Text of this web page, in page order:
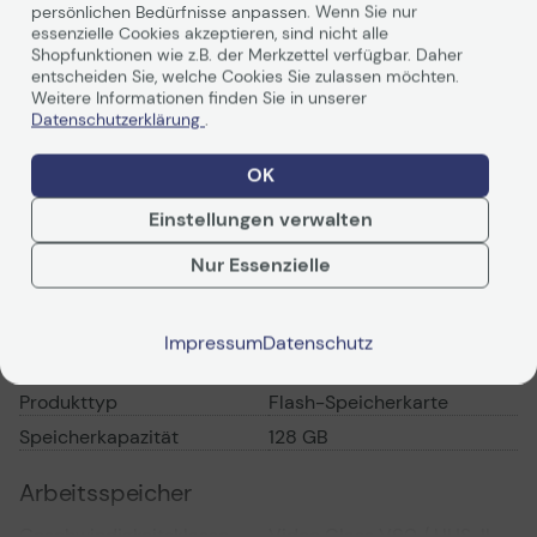
Kreativität und Inspiration in
professioneller Qualität
Weiterlesen
Technische Daten
PDF-Datenblatt
Produkttyp
Flash-Speicherkarte
Speicherkapazität
128 GB
Arbeitsspeicher
persönlichen Bedürfnisse anpassen. Wenn Sie nur
essenzielle Cookies akzeptieren, sind nicht alle
Shopfunktionen wie z.B. der Merkzettel verfügbar. Daher
entscheiden Sie, welche Cookies Sie zulassen möchten.
Weitere Informationen finden Sie in unserer
Datenschutzerklärung .
OK
Einstellungen verwalten
Nur Essenzielle
ImpressumDatenschutz